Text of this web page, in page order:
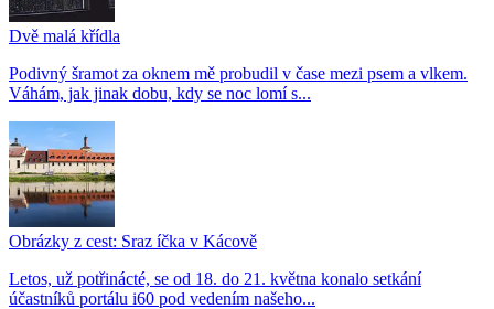
Dvě malá křídla
Podivný šramot za oknem mě probudil v čase mezi psem a vlkem.
Váhám, jak jinak dobu, kdy se noc lomí s...
Obrázky z cest: Sraz íčka v Kácově
Letos, už potřinácté, se od 18. do 21. května konalo setkání
účastníků portálu i60 pod vedením našeho...